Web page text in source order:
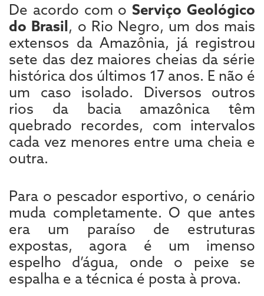
De acordo com o Serviço Geológico
do Brasil, o Rio Negro, um dos mais
extensos da Amazônia, já registrou
sete das dez maiores cheias da série
histórica dos últimos 17 anos. E não é
um caso isolado. Diversos outros
rios da bacia amazônica têm
quebrado recordes, com intervalos
cada vez menores entre uma cheia e
outra.
Para o pescador esportivo, o cenário
muda completamente. O que antes
era um paraíso de estruturas
expostas, agora é um imenso
espelho d’água, onde o peixe se
espalha e a técnica é posta à prova.